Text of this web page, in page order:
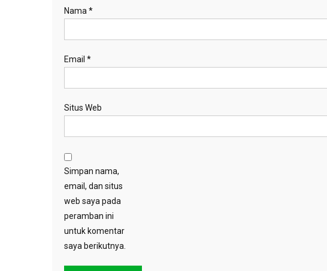
Nama *
Email *
Situs Web
Simpan nama,
email, dan situs
web saya pada
peramban ini
untuk komentar
saya berikutnya.